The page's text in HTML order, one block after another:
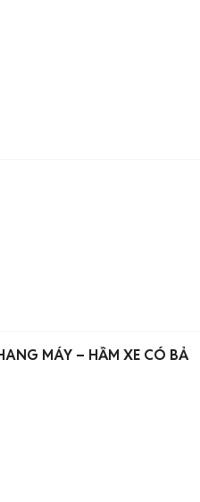
MÁY – HẦM XE CÓ BẢ